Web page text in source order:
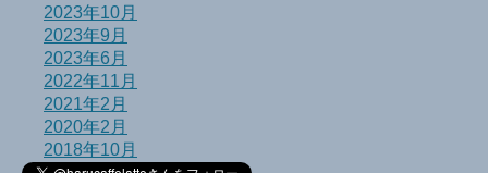
2023年10月
2023年9月
2023年6月
2022年11月
2021年2月
2020年2月
2018年10月